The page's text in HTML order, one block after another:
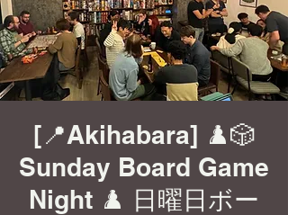
[📍Akihabara] ♟️🎲
Sunday Board Game
Night ♟️ 日曜日ボー